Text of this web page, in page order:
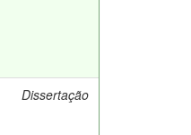
Dissertação